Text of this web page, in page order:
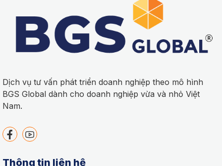
Dịch vụ tư vấn phát triển doanh nghiệp theo mô hình
BGS Global dành cho doanh nghiệp vừa và nhỏ Việt
Nam.
Thông tin liên hệ